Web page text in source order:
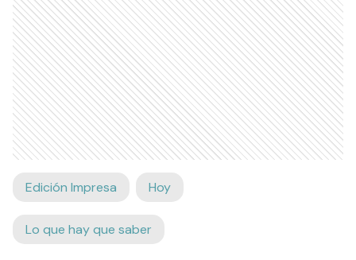
Edición Impresa Hoy
Lo que hay que saber